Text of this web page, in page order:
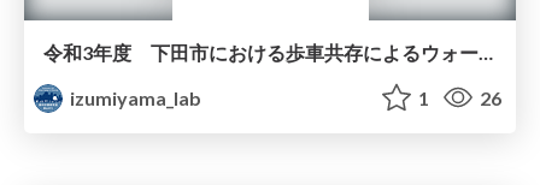
izumiyama_lab
1 26